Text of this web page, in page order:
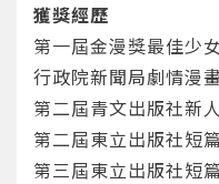
獲獎經歷
第一屆金漫獎最佳少
行政院新聞局劇情漫
第二屆青文出版社新
第二屆東立出版社短
第三屆東立出版社短